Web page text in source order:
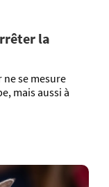
la
se mesure
mais aussi à